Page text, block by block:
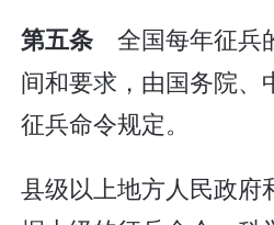
第五条 全国每年征兵
间和要求，由国务院、
征兵命令规定。
县级以上地方人民政府